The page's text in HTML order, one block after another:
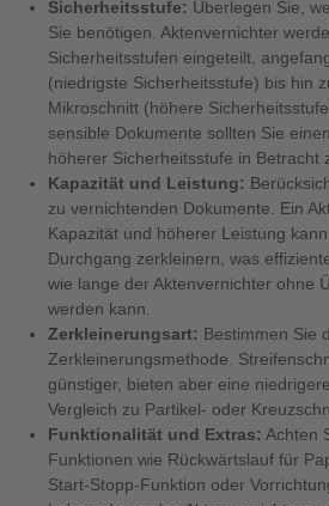
Sicherheitsstufe: Überlegen Sie,
Sie benötigen. Aktenvernichter
Sicherheitsstufen eingeteilt,
(niedrigste Sicherheitsstufe) bis hin
Mikroschnitt (höhere
sensible Dokumente sollten Sie
höherer Sicherheitsstufe in Betracht
Kapazität und Leistung:
zu vernichtenden Dokumente. Ein
Kapazität und höherer Leistung
Durchgang zerkleinern, was
wie lange der Aktenvernichter ohne
werden kann.
Zerkleinerungsart: Bestimmen Sie
Zerkleinerungsmethode.
günstiger, bieten aber eine
Vergleich zu Partikel- oder
Funktionalität und Extras: Achten
Funktionen wie Rückwärtslauf für
Start-Stopp-Funktion oder